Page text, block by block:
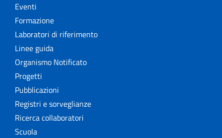
Eventi
Formazione
Laboratori di riferimento
Linee guida
Organismo Notificato
Progetti
Pubblicazioni
Registri e sorveglianze
Ricerca collaboratori
Scuola